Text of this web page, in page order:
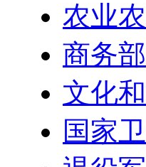
农业
商务部
文化
国家